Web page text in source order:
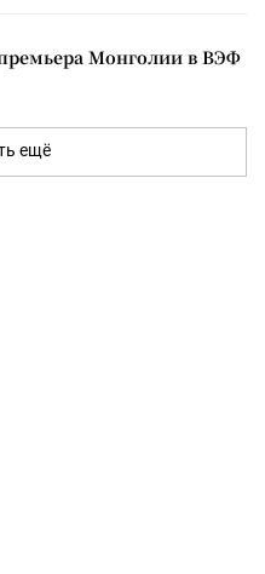
Монголии в ВЭФ
ещё